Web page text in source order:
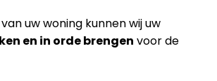
uw woning kunnen wij uw
en in orde brengen voor de